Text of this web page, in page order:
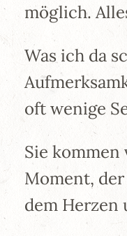
möglich.
Was ich da
oft wenige
Sie kommen
Moment,
dem Herzen